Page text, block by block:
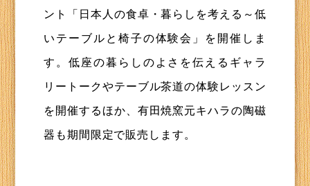
ント「日本人の食卓・暮らしを考える～低
いテーブルと椅子の体験会」を開催しま
す。低座の暮らしのよさを伝えるギャラ
リートークやテーブル茶道の体験レッスン
を開催するほか、有田焼窯元キハラの陶磁
器も期間限定で販売します。